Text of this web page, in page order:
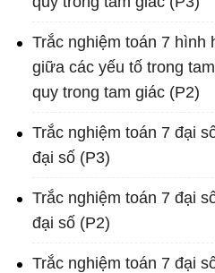
Trắc nghiệm toán 7 hình
giữa các yếu tố trong
quy trong tam giác (P2)
Trắc nghiệm toán 7 đại
đại số (P3)
Trắc nghiệm toán 7 đại
đại số (P2)
Trắc nghiệm toán 7 đại